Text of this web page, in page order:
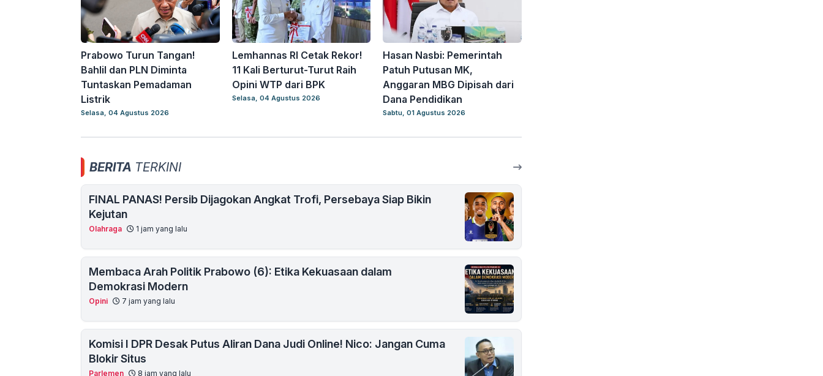
Prabowo Turun Tangan!
Bahlil dan PLN Diminta
Tuntaskan Pemadaman
Listrik
Selasa, 04 Agustus 2026
Lemhannas RI Cetak Rekor!
11 Kali Berturut-Turut Raih
Opini WTP dari BPK
Selasa, 04 Agustus 2026
Hasan Nasbi: Pemerintah
Patuh Putusan MK,
Anggaran MBG Dipisah dari
Dana Pendidikan
Sabtu, 01 Agustus 2026
BERITA TERKINI
FINAL PANAS! Persib Dijagokan Angkat Trofi, Persebaya Siap Bikin
Kejutan
Olahraga 1 jam yang lalu
Membaca Arah Politik Prabowo (6): Etika Kekuasaan dalam
Demokrasi Modern
Opini 7 jam yang lalu
Komisi I DPR Desak Putus Aliran Dana Judi Online! Nico: Jangan Cuma
Blokir Situs
Parlemen 8 jam yang lalu